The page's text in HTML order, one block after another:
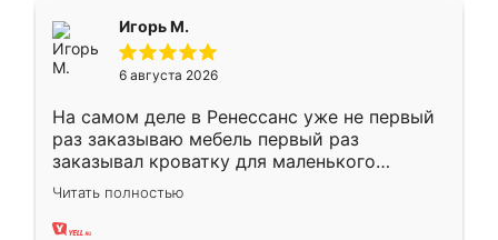
Игорь М.
6 августа 2026
На самом деле в Ренессанс уже не первый
раз заказываю мебель первый раз
заказывал кроватку для маленького
ребёнка при его рождении ,во второй раз
заказал шкаф-купе. По качеству очень
хорошее сборка достаточно быстрая,
Читать полностью